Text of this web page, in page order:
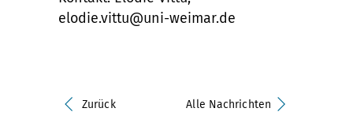
elodie.vittu@uni-weimar.de
Zurück Alle Nachrichten